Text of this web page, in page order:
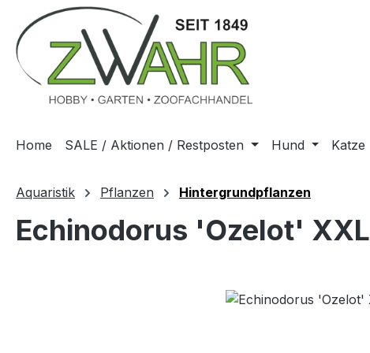
Hauptinhalt springen
Zur Suche springen
Zur Hauptnavigation springen
Home SALE / Aktionen / Restposten Hund Katze
Aquaristik Pflanzen Hintergrundpflanzen
Echinodorus 'Ozelot' XXL